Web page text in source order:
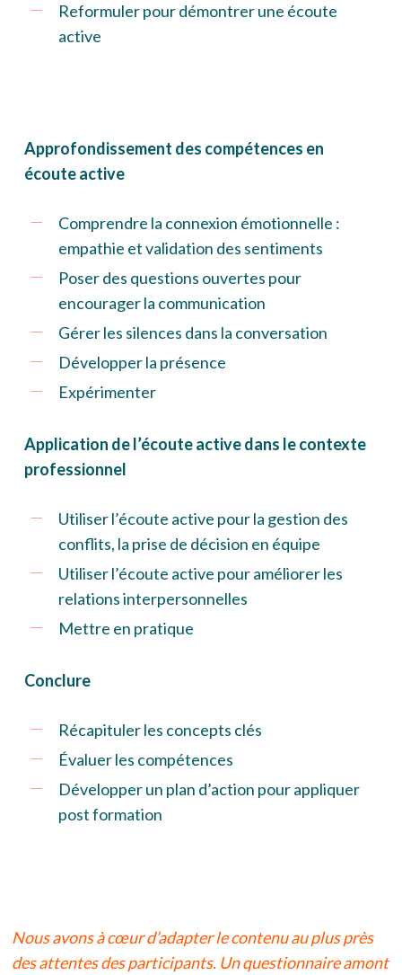
Reformuler pour démontrer une écoute
active
Approfondissement des compétences en
écoute active
Comprendre la connexion émotionnelle :
empathie et validation des sentiments
Poser des questions ouvertes pour
encourager la communication
Gérer les silences dans la conversation
Développer la présence
Expérimenter
Application de l’écoute active dans le contexte
professionnel
Utiliser l’écoute active pour la gestion des
conflits, la prise de décision en équipe
Utiliser l’écoute active pour améliorer les
relations interpersonnelles
Mettre en pratique
Conclure
Récapituler les concepts clés
Évaluer les compétences
Développer un plan d’action pour appliquer
post formation
Nous avons à cœur d’adapter le contenu au plus près
des attentes des participants. Un questionnaire amont